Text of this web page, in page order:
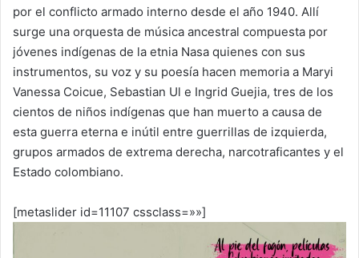
por el conflicto armado interno desde el año 1940. Allí
surge una orquesta de música ancestral compuesta por
jóvenes indígenas de la etnia Nasa quienes con sus
instrumentos, su voz y su poesía hacen memoria a Maryi
Vanessa Coicue, Sebastian Ul e Ingrid Guejia, tres de los
cientos de niños indígenas que han muerto a causa de
esta guerra eterna e inútil entre guerrillas de izquierda,
grupos armados de extrema derecha, narcotraficantes y el
Estado colombiano.
[metaslider id=11107 cssclass=»»]